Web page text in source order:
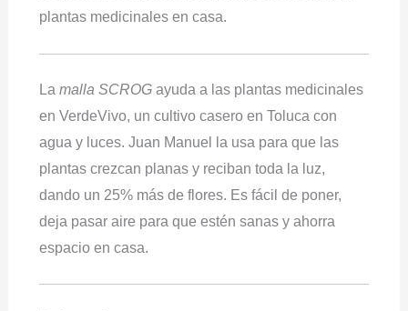
plantas medicinales en casa.
La malla SCROGayuda a las plantas medicinales
en VerdeVivo, un cultivo casero en Toluca con
agua y luces. Juan Manuel la usa para que las
plantas crezcan planas y reciban toda la luz,
dando un 25% más de flores. Es fácil de poner,
deja pasar aire para que estén sanas y ahorra
espacio en casa.